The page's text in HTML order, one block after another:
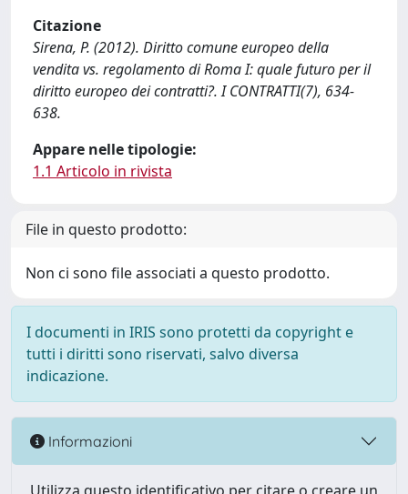
Citazione
Sirena, P. (2012). Diritto comune europeo della
vendita vs. regolamento di Roma I: quale futuro per il
diritto europeo dei contratti?. I CONTRATTI(7), 634-
638.
Appare nelle tipologie:
1.1 Articolo in rivista
File in questo prodotto:
Non ci sono file associati a questo prodotto.
I documenti in IRIS sono protetti da copyright e
tutti i diritti sono riservati, salvo diversa
indicazione.
Informazioni